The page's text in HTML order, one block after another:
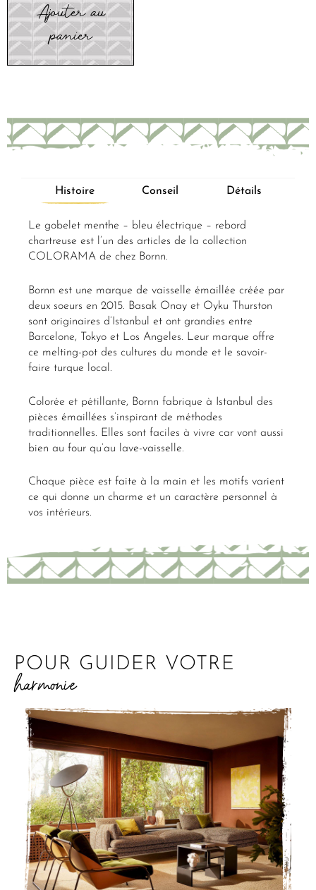
Ajouter au
panier
Histoire Conseil Détails
Le gobelet menthe – bleu électrique – rebord
chartreuse est l’un des articles de la collection
COLORAMA de chez Bornn.
Bornn est une marque de vaisselle émaillée créée par
deux soeurs en 2015. Basak Onay et Oyku Thurston
sont originaires d’Istanbul et ont grandies entre
Barcelone, Tokyo et Los Angeles. Leur marque offre
ce melting-pot des cultures du monde et le savoir-
faire turque local.
Colorée et pétillante, Bornn fabrique à Istanbul des
pièces émaillées s’inspirant de méthodes
traditionnelles. Elles sont faciles à vivre car vont aussi
bien au four qu’au lave-vaisselle.
Chaque pièce est faite à la main et les motifs varient
ce qui donne un charme et un caractère personnel à
vos intérieurs.
POUR GUIDER VOTRE
harmonie